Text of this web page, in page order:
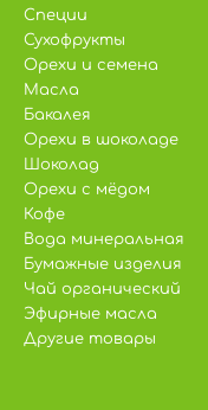
Специи
Сухофрукты
Орехи и семена
Масла
Бакалея
Орехи в шоколаде
Шоколад
Орехи с мёдом
Кофе
Вода минеральная
Бумажные изделия
Чай органический
Эфирные масла
Другие товары